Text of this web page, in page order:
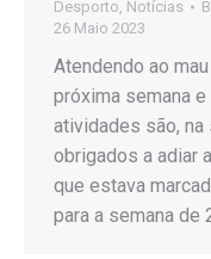
Desporto, Notícias
26 Maio 2023
Atendendo ao
próxima semana
atividades são, na
obrigados a adiar
que estava
para a semana de